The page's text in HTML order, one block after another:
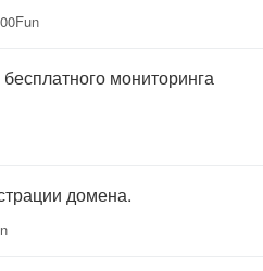
мониторинга
домена.